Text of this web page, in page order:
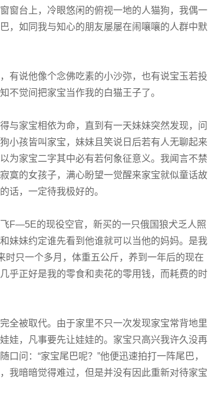
窗台上，冷眼悠闲的俯视一地的人猫狗，我偶一
，如同我与知心的朋友屡屡在闹嚷嚷的人群中默
有说他像个念佛吃素的小沙弥，也有说宝玉若投
不觉间把家宝当作我的白猫王子了。
与家宝相依为命，直到有一天妹妹突然发现，问
小孩皆叫家宝，妹妹且笑说日后若有人无聊起来
为家宝二字其中必有若何象征意义。我闻言不禁
寞的女孩子，满心盼望一觉醒来家宝就似童话故
话，一定待我极好的。
F—5E的现役空官，新买的一只俄国狼犬乏人照
妹妹约定谁先看到他谁就可以当他的妈妈。是我
时只一个多月，体重五公斤，养到一年后的现在
乎正好是我的零食和卖花的零用钱，而耗费的时
全被取代。由于家里不只一次发现家宝常背地里
娃，凡事要先让娃娃的。家宝只高兴我许久没再
问：“家宝尾巴呢？”他便迅速拍打一阵尾巴，
我暗暗觉得难过，但是并没有因此重新对待家宝